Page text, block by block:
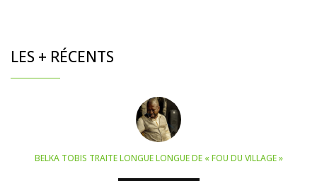
LES + RÉCENTS
BELKA TOBIS TRAITE LONGUE LONGUE DE « FOU DU VILLAGE »